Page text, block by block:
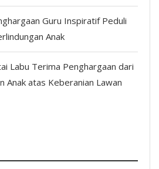
Guru Inspiratif Peduli
Anak
Labu Terima Penghargaan dari
Anak atas Keberanian Lawan